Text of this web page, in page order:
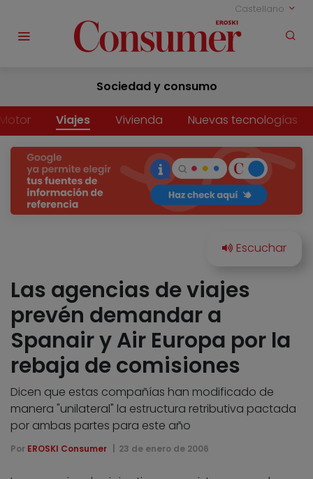
Castellano
Sociedad y consumo
Viajes Vivienda Nuevas tecnologías
Las agencias de viajes
prevén demandar a
Spanair y Air Europa por la
rebaja de comisiones
Dicen que estas compañías han modificado de
manera "unilateral" la estructura retributiva pactada
por ambas partes para este año
Por EROSKI Consumer 23 de enero de 2006